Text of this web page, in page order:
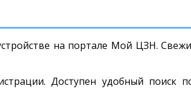
на портале Мой ЦЗН.
Доступен удобный поиск